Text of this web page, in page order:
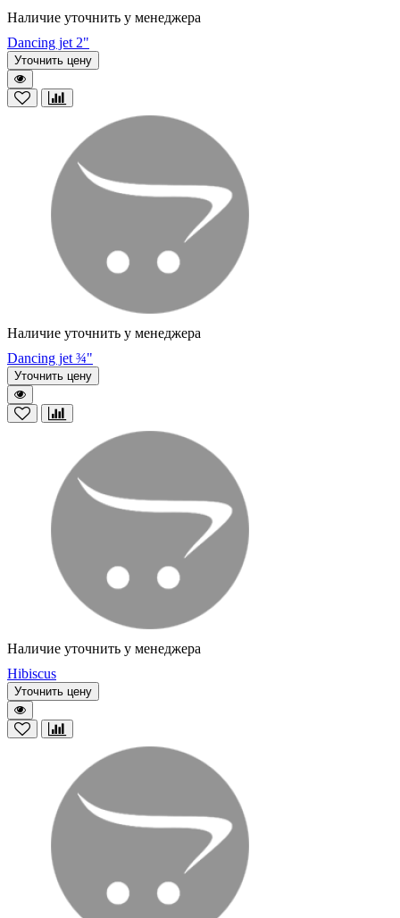
Наличие уточнить у менеджера
Dancing jet 2"
Уточнить цену
Наличие уточнить у менеджера
Dancing jet ¾"
Уточнить цену
Наличие уточнить у менеджера
Hibiscus
Уточнить цену